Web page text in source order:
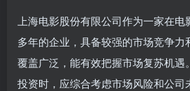
上海电影股份有限公司作为一家在
多年的企业，具备较强的市场竞争力
覆盖广泛，能有效把握市场复苏机遇
投资时，应综合考虑市场风险和公司